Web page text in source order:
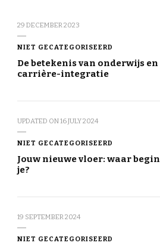
29 DECEMBER 2023
NIET GECATEGORISEERD
De betekenis van onderwijs en
carrière-integratie
UPDATED ON16 JULY 2024
NIET GECATEGORISEERD
Jouw nieuwe vloer: waar begin
je?
19 SEPTEMBER 2024
NIET GECATEGORISEERD